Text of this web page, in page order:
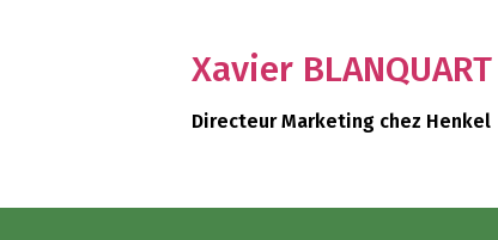
Xavier BLANQUART
Directeur Marketing chez Henkel